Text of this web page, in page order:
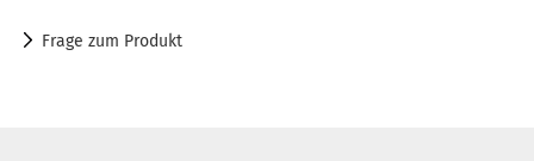
Frage zum Produkt